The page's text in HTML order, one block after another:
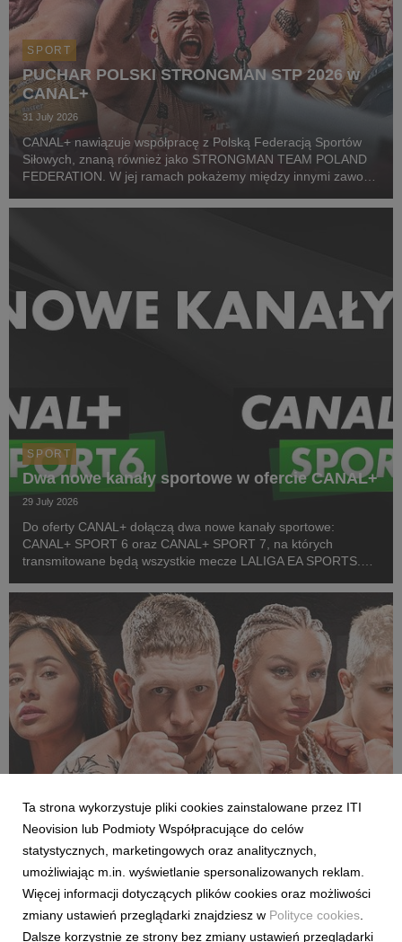
SPORT
PUCHAR POLSKI STRONGMAN STP 2026 w
CANAL+
31 July 2026
CANAL+ nawiązuje współpracę z Polską Federacją Sportów
Siłowych, znaną również jako STRONGMAN TEAM POLAND
FEDERATION. W jej ramach pokażemy między innymi zawody
Pierwszym wydarzeniem prezentowanym w CANAL+ SPORT 5
SPORT
Dwa nowe kanały sportowe w ofercie CANAL+
29 July 2026
Do oferty CANAL+ dołączą dwa nowe kanały sportowe:
CANAL+ SPORT 6 oraz CANAL+ SPORT 7, na których
transmitowane będą wszystkie mecze LALIGA EA SPORTS.
pierwszej kolejki sezonu 2026/27 ligi hiszpańskiej, po formaln...
Pełne walki półfinałowe „Projekt Fighter” już
w serwisie streamingowym CANAL+
W serwisie streamingowym CANAL+ opublikowano dodatkowy,
bonusowy odcinek programu „Projekt Fighter”. Odpowiadając
Ta strona wykorzystuje pliki cookies zainstalowane przez ITI
Neovision lub Podmioty Współpracujące do celów
statystycznych, marketingowych oraz analitycznych,
umożliwiając m.in. wyświetlanie spersonalizowanych reklam.
Więcej informacji dotyczących plików cookies oraz możliwości
zmiany ustawień przeglądarki znajdziesz w Polityce cookies
Dalsze korzystnie ze strony bez zmiany ustawień przeglądarki